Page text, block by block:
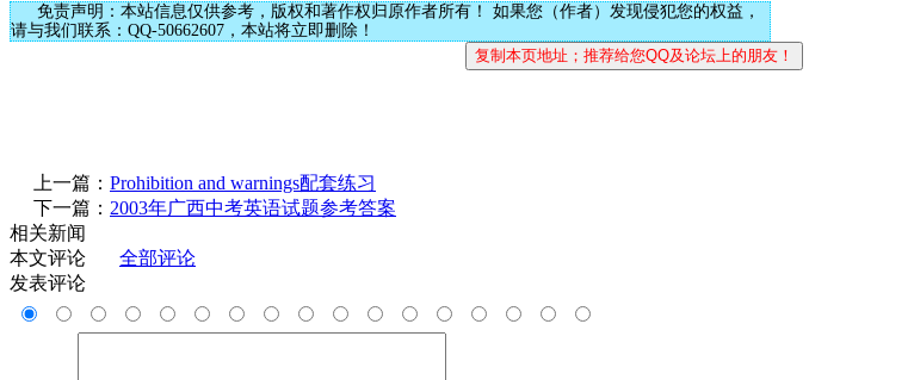
免责声明：本站信息仅供参考，版权和著作权归原作者所有！ 如果您（作者）发现侵犯您的权益，
请与我们联系：QQ-50662607，本站将立即删除！
上一篇： Prohibition and warnings配套练习
下一篇： 2003年广西中考英语试题参考答案
相关新闻
本文评论
全部评论
发表评论